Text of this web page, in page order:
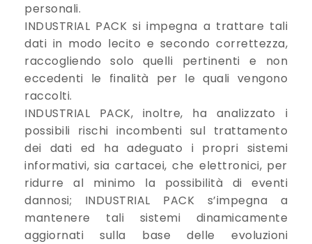
personali.
INDUSTRIAL PACK si impegna a trattare tali
dati in modo lecito e secondo correttezza,
raccogliendo solo quelli pertinenti e non
eccedenti le finalità per le quali vengono
raccolti.
INDUSTRIAL PACK, inoltre, ha analizzato i
possibili rischi incombenti sul trattamento
dei dati ed ha adeguato i propri sistemi
informativi, sia cartacei, che elettronici, per
ridurre al minimo la possibilità di eventi
dannosi; INDUSTRIAL PACK s’impegna a
mantenere tali sistemi dinamicamente
aggiornati sulla base delle evoluzioni